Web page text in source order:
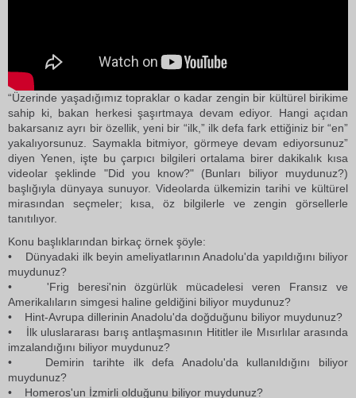
“Üzerinde yaşadığımız topraklar o kadar zengin bir kültürel birikime
sahip ki, bakan herkesi şaşırtmaya devam ediyor. Hangi açıdan
bakarsanız ayrı bir özellik, yeni bir “ilk,” ilk defa fark ettiğiniz bir “en”
yakalıyorsunuz. Saymakla bitmiyor, görmeye devam ediyorsunuz”
diyen Yenen, işte bu çarpıcı bilgileri ortalama birer dakikalık kısa
videolar şeklinde "Did you know?" (Bunları biliyor muydunuz?)
başlığıyla dünyaya sunuyor. Videolarda ülkemizin tarihi ve kültürel
mirasından seçmeler; kısa, öz bilgilerle ve zengin görsellerle
tanıtılıyor.
Konu başlıklarından birkaç örnek şöyle:
• Dünyadaki ilk beyin ameliyatlarının Anadolu'da yapıldığını biliyor
muydunuz?
• 'Frig beresi'nin özgürlük mücadelesi veren Fransız ve
Amerikalıların simgesi haline geldiğini biliyor muydunuz?
• Hint-Avrupa dillerinin Anadolu'da doğduğunu biliyor muydunuz?
• İlk uluslararası barış antlaşmasının Hititler ile Mısırlılar arasında
imzalandığını biliyor muydunuz?
• Demirin tarihte ilk defa Anadolu'da kullanıldığını biliyor
muydunuz?
• Homeros'un İzmirli olduğunu biliyor muydunuz?